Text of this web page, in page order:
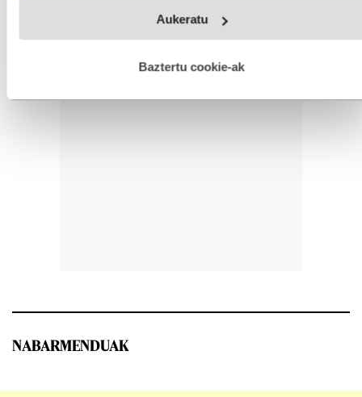
fitxategiak erabiltzen ditu. Zure esperientzia eta zerbitzuak
esplizitua ematen diguzu.Gehiago irakurri
Aukeratu
Baztertu cookie-ak
NABARMENDUAK